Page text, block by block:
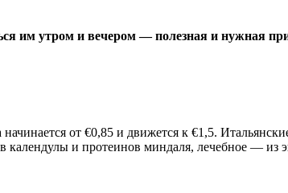
им утром и вечером — полезная и нужная
от €0,85 и движется к €1,5.
календулы и протеинов миндаля, лечебное — из